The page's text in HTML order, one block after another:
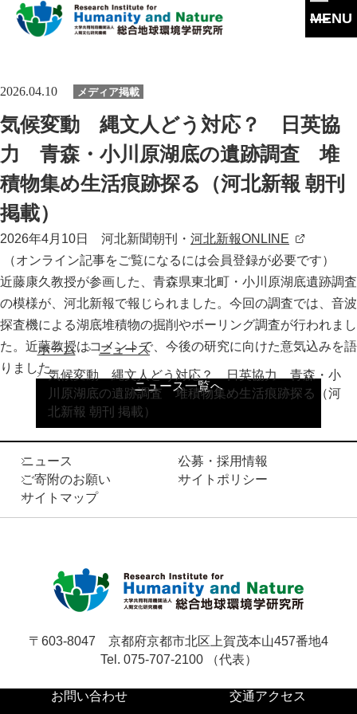
ス
ッ
プ
MENU
研究所概要
所長挨拶
理念・達成目標
運営体制・方針
情報公開
施設紹介
交通アクセス
研究活動
研究体制・研究の流れ
研究一覧
過去の研究
研究成果
最新論文
共同利用
共同利用
実験施設
大学院教育
イベント
刊行物
お問い合わせ
イ
ト
内
検
English
2026.04.10 メディア掲載
気候変動 縄文人どう対応？ 日英協
力 青森・小川原湖底の遺跡調査 堆
積物集め生活痕跡探る（河北新報 朝刊
掲載）
2026年4月10日 河北新聞朝刊・ 河北新報ONLINE
（オンライン記事をご覧になるには会員登録が必要です）
近藤康久教授が参画した、青森県東北町・小川原湖底遺跡調査
の模様が、河北新報で報じられました。今回の調査では、音波
探査機による湖底堆積物の掘削やボーリング調査が行われまし
た。近藤教授はコメントで、今後の研究に向けた意気込みを語
りました。
ニュース一覧へ
ホーム
ニュース
気候変動 縄文人どう対応？ 日英協力 青森・小
川原湖底の遺跡調査 堆積物集め生活痕跡探る（河
北新報 朝刊 掲載）
ニュース
公募・採用情報
ご寄附のお願い
サイトポリシー
サイトマップ
〒603-8047 京都府京都市北区上賀茂本山457番地4
Tel. 075-707-2100 （代表）
お問い合わせ 交通アクセス